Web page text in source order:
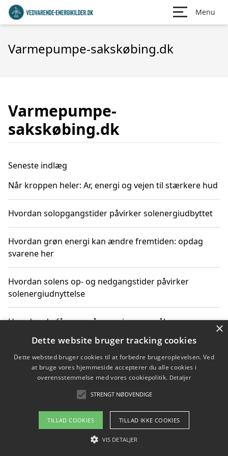
Menu
Varmepumpe-sakskøbing.dk
Varmepumpe-
sakskøbing.dk
Seneste indlæg
Når kroppen heler: Ar, energi og vejen til stærkere hud
Hvordan solopgangstider påvirker solenergiudbyttet
Hvordan grøn energi kan ændre fremtiden: opdag
svarene her
Hvordan solens op- og nedgangstider påvirker
solenergiudnyttelse
Hvordan du får svar på energispørgsmål om
Copyright 2026 - Pilanto Aps
Om / kontakt
Blog Betingelser
×
Dette website bruger tracking cookies
Dette websted bruger cookies til at forbedre brugeroplevelsen. Ved
at bruge vores hjemmeside accepterer du alle cookies i
overensstemmelse med vores cookiepolitik. Detaljer
STRENGT NØDVENDIGE
TILLAD COOKIES TILLAD IKKE COOKIES
VIS DETALJER